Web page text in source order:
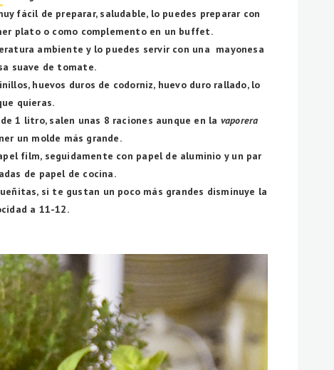
fácil de preparar, saludable, lo puedes preparar con
plato o como complemento en un buffet.
ambiente y lo puedes servir con una mayonesa
suave de tomate.
huevos duros de codorniz, huevo duro rallado, lo
quieras.
1 litro, salen unas 8 raciones aunque en la vaporera
un molde más grande.
film, seguidamente con papel de aluminio y un par
de papel de cocina.
si te gustan un poco más grandes disminuye la
a 11-12.